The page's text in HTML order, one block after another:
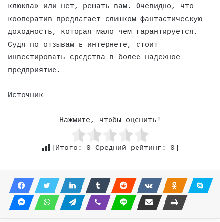
клюква» или нет, решать вам. Очевидно, что
кооператив предлагает слишком фантастическую
доходность, которая мало чем гарантируется.
Судя по отзывам в интернете, стоит
инвестировать средства в более надежное
предприятие.
Источник
Нажмите, чтобы оценить!
[Итого: 0 Средний рейтинг: 0